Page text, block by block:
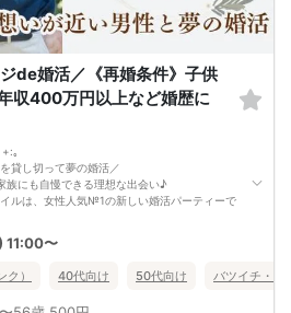
順番に移動していきます。
で時間変動あり）です！
ゆっくりトークを楽しんでください♪
の共通点などをみつけてみてはいかがでしょ
de婚活／《再婚条件》子供
収400万円以上など婚歴に
｡
貸し切って夢の婚活／
族にも自慢できる理想な出会い♪
ルは、女性人気№1の新しい婚活パーティーで
クリア！／
11:00〜
） 40代向け 50代向け バツイチ・再